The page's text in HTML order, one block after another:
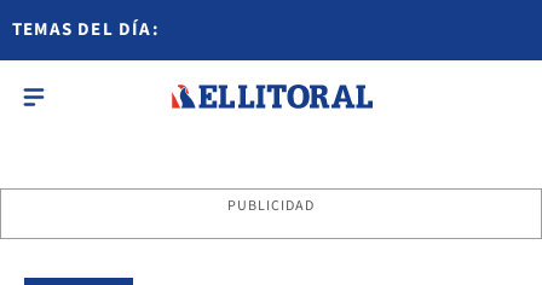
TEMAS DEL DÍA:
PUBLICIDAD